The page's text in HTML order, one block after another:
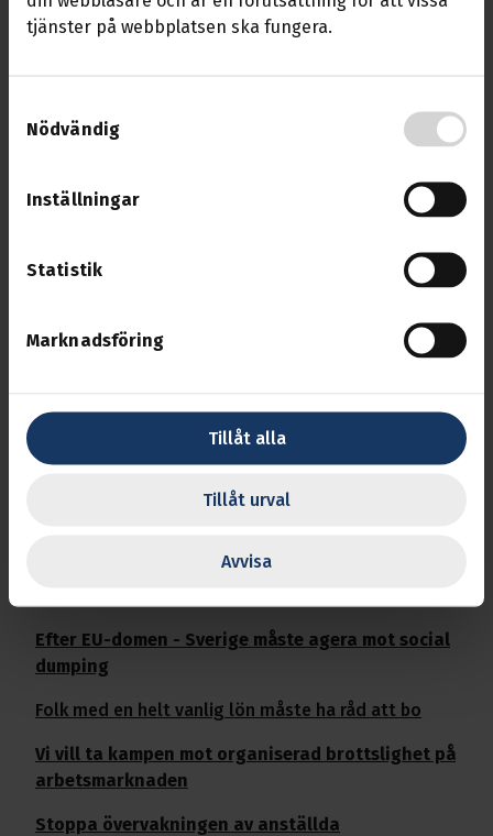
tjänster på webbplatsen ska fungera.
Nödvändig
Inställningar
Statistik
Marknadsföring
Tillåt alla
Tillåt urval
Avvisa
regeringen
Nytt kollektivavtal för taxiförare
Debattartiklar
Här är några av våra publicerade
Trötta förare, olyckor och ofrivilliga lagbrott
Efter EU-domen - Sverige måste agera mot social
dumping
Folk med en helt vanlig lön måste ha råd att bo
Vi vill ta kampen mot organiserad brottslighet på
arbetsmarknaden
Stoppa övervakningen av anställda